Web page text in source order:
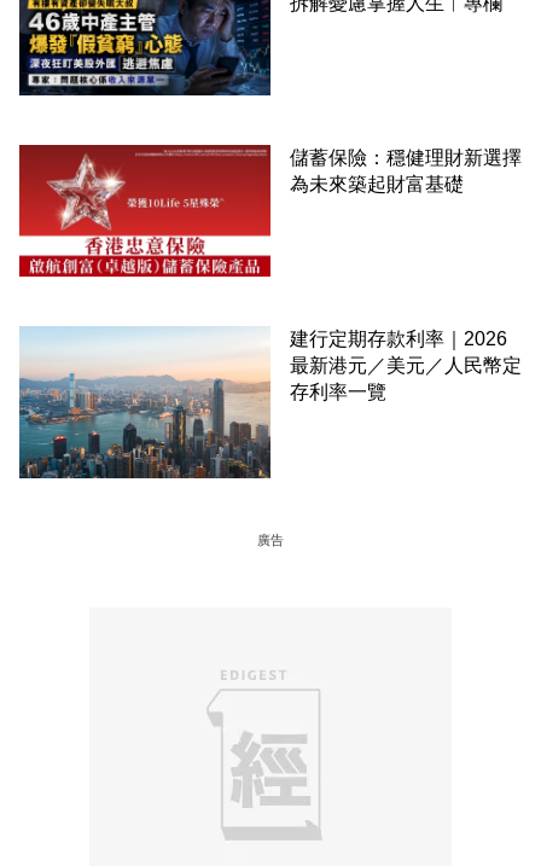
儲蓄保險：穩健理財新選擇
為未來築起財富基礎
建行定期存款利率｜2026
最新港元／美元／人民幣定
存利率一覽
廣告